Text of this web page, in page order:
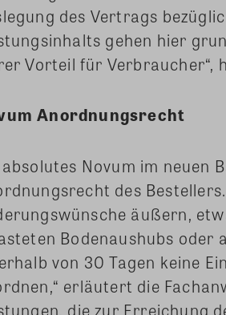
des Vertrags
gehen hier
Vorteil für Verbraucher“,
Anordnungsrecht
absolutes Novum im neuen
des
äußern,
Bodenaushubs oder
von 30 Tagen keine
erläutert die
die zur Erreichung